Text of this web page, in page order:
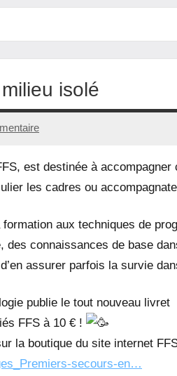
isolé
est destinée à
les cadres ou
aux techniques de
des connaissances de base
assurer parfois la survie
publie le tout nouveau
FFS à 10 € !
la boutique du site internet
secours-en…